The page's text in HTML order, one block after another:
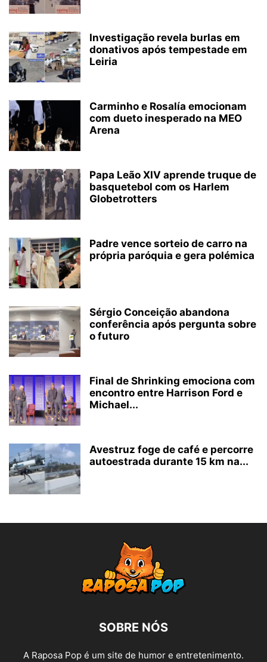
Investigação revela burlas em
donativos após tempestade em
Leiria
Carminho e Rosalía emocionam
com dueto inesperado na MEO
Arena
Papa Leão XIV aprende truque de
basquetebol com os Harlem
Globetrotters
Padre vence sorteio de carro na
própria paróquia e gera polémica
Sérgio Conceição abandona
conferência após pergunta sobre
o futuro
Final de Shrinking emociona com
encontro entre Harrison Ford e
Michael...
Avestruz foge de café e percorre
autoestrada durante 15 km na...
SOBRE NÓS
A Raposa Pop é um site de humor e entretenimento.